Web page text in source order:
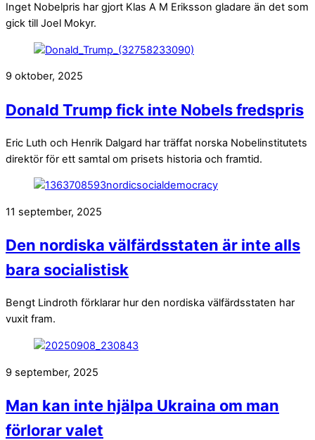
Inget Nobelpris har gjort Klas A M Eriksson gladare än det som
gick till Joel Mokyr.
9 oktober, 2025
Donald Trump fick inte Nobels fredspris
Eric Luth och Henrik Dalgard har träffat norska Nobelinstitutets
direktör för ett samtal om prisets historia och framtid.
11 september, 2025
Den nordiska välfärdsstaten är inte alls
bara socialistisk
Bengt Lindroth förklarar hur den nordiska välfärdsstaten har
vuxit fram.
9 september, 2025
Man kan inte hjälpa Ukraina om man
förlorar valet